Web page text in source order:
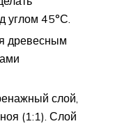
углом 45°С.
древесным
слой,
(1:1). Слой